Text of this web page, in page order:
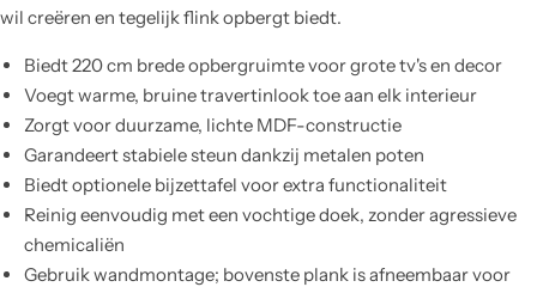
wil creëren en tegelijk flink opbergt biedt.
Biedt 220 cm brede opbergruimte voor grote tv's en decor
Voegt warme, bruine travertinlook toe aan elk interieur
Zorgt voor duurzame, lichte MDF-constructie
Garandeert stabiele steun dankzij metalen poten
Biedt optionele bijzettafel voor extra functionaliteit
Reinig eenvoudig met een vochtige doek, zonder agressieve
chemicaliën
Gebruik wandmontage; bovenste plank is afneembaar voor